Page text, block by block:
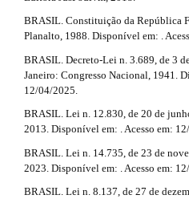
b
a
r
#
#
#
#
BRASIL. Constituição da República
Planalto, 1988. Disponível em: .
BRASIL. Decreto-Lei n. 3.689, de 3
Janeiro: Congresso Nacional, 1941.
12/04/2025.
BRASIL. Lei n. 12.830, de 20 de
2013. Disponível em: . Acesso em:
BRASIL. Lei n. 14.735, de 23 de
2023. Disponível em: . Acesso em:
BRASIL. Lei n. 8.137, de 27 de